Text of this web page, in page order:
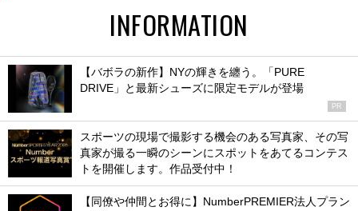
INFORMATION
【バボラの新作】NYの輝きを纏う。「PURE
DRIVE」と最新シューズに限定モデルが登場
PR
スポーツの現場で撮影する機会のある写真家、その写
真家が撮る一瞬のシーンにスポットをあてるコンテス
トを開催します。作品受付中！
【同僚や仲間とお得に】NumberPREMIER法人プラン